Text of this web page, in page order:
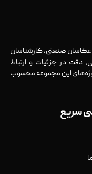
صنعتی، کارشناسان
دقت در جزئیات و ارتباط
این مجموعه محسوب
سریع